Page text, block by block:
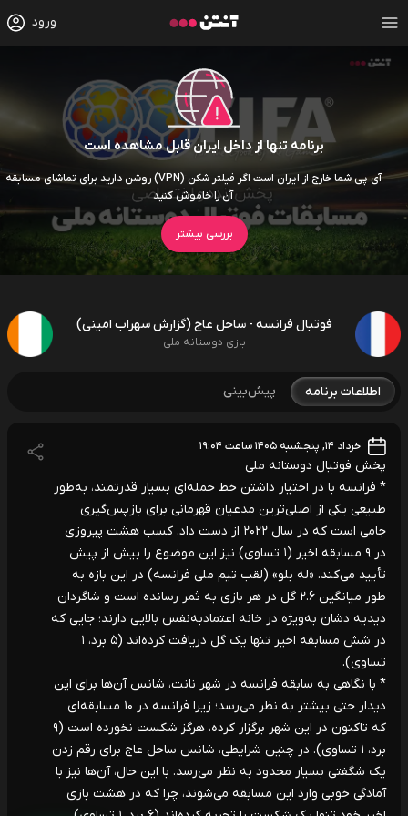
ورود
برنامه تنها از داخل ایران قابل مشاهده است
آی پی شما خارج از ایران است اگر فیلتر شکن (VPN) روشن دارید برای تماشای مسابقه
آن را خاموش کنید
بررسی بیشتر
فوتبال فرانسه - ساحل عاج (گزارش سهراب امینی)
بازی دوستانه ملی
اطلاعات برنامه پیش‌بینی
خرداد ۱۴, پنجشنبه ۱۴۰۵ ساعت ۱۹:۰۴
پخش فوتبال دوستانه ملی
* فرانسه با در اختیار داشتن خط حمله‌ای بسیار قدرتمند، به‌طور
طبیعی یکی از اصلی‌ترین مدعیان قهرمانی برای بازپس‌گیری
جامی است که در سال ۲۰۲۲ از دست داد. کسب هشت پیروزی
در ۹ مسابقه اخیر (۱ تساوی) نیز این موضوع را بیش از پیش
تأیید می‌کند. «له بلو» (لقب تیم ملی فرانسه) در این بازه به
طور میانگین ۲.۶ گل در هر بازی به ثمر رسانده است و شاگردان
دیدیه دشان به‌ویژه در خانه اعتمادبه‌نفس بالایی دارند؛ جایی که
در شش مسابقه اخیر تنها یک گل دریافت کرده‌اند (۵ برد، ۱
تساوی).
* با نگاهی به سابقه فرانسه در شهر نانت، شانس آن‌ها برای این
دیدار حتی بیشتر به نظر می‌رسد؛ زیرا فرانسه در ۱۰ مسابقه‌ای
که تاکنون در این شهر برگزار کرده، هرگز شکست نخورده است (۹
برد، ۱ تساوی). در چنین شرایطی، شانس ساحل عاج برای رقم زدن
یک شگفتی بسیار محدود به نظر می‌رسد. با این حال، آن‌ها نیز با
آمادگی خوبی وارد این مسابقه می‌شوند، چرا که در هشت بازی